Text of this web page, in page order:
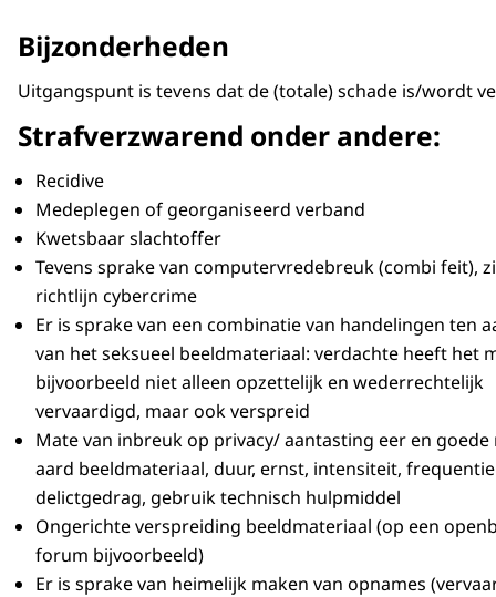
Bijzonderheden
Uitgangspunt is tevens dat de (totale) schade is/wordt
Strafverzwarend onder andere:
Recidive
Medeplegen of georganiseerd verband
Kwetsbaar slachtoffer
Tevens sprake van computervredebreuk (combi feit),
richtlijn cybercrime
Er is sprake van een combinatie van handelingen ten
van het seksueel beeldmateriaal: verdachte heeft het
bijvoorbeeld niet alleen opzettelijk en wederrechtelijk
vervaardigd, maar ook verspreid
Mate van inbreuk op privacy/ aantasting eer en goede
aard beeldmateriaal, duur, ernst, intensiteit, frequentie
delictgedrag, gebruik technisch hulpmiddel
Ongerichte verspreiding beeldmateriaal (op een
forum bijvoorbeeld)
Er is sprake van heimelijk maken van opnames